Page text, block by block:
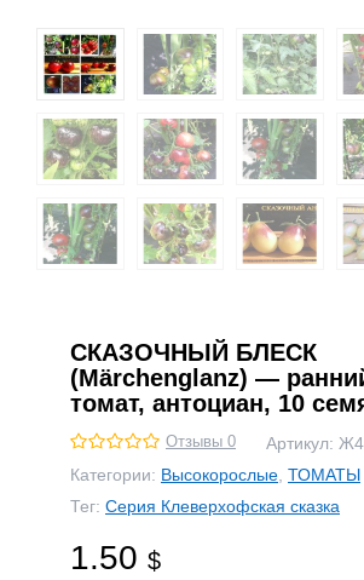
СКАЗОЧНЫЙ БЛЕСК
(Märchenglanz) —
томат, антоциан, 10
Отзывы 0 Артикул:
Категории: Высокорослые ТОМАТЫ
Тег: Серия Клеверхофская сказка
1.50 $